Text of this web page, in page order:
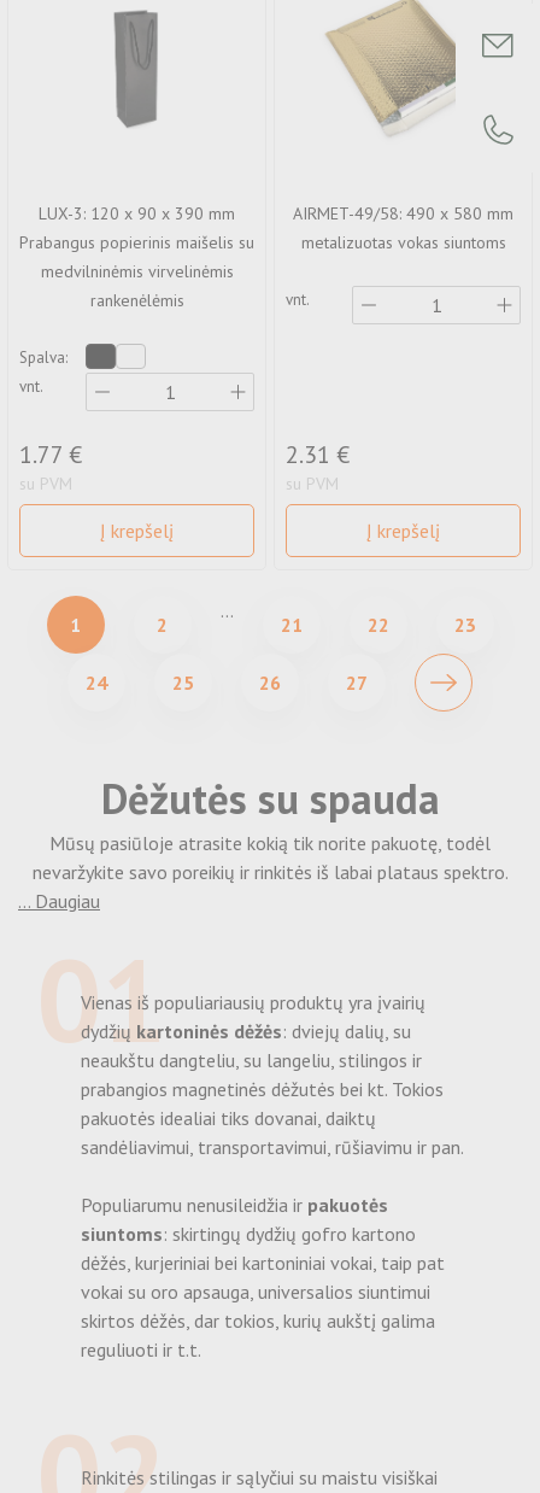
LUX-3: 120 x 90 x 390 mm
Prabangus popierinis maišelis su
medvilninėmis virvelinėmis
rankenėlėmis
Spalva:
vnt.
1.77 €
su PVM
Į krepšelį
AIRMET-49/58: 490 x 580 mm
metalizuotas vokas siuntoms
vnt.
2.31 €
su PVM
Į krepšelį
1 2
...
21 22 23
24 25 26 27
Dėžutės su spauda
Mūsų pasiūloje atrasite kokią tik norite pakuotę, todėl
nevaržykite savo poreikių ir rinkitės iš labai plataus spektro.
... Daugiau
01
Vienas iš populiariausių produktų yra įvairių
dydžių kartoninės dėžės: dviejų dalių, su
neaukštu dangteliu, su langeliu, stilingos ir
prabangios magnetinės dėžutės bei kt. Tokios
pakuotės idealiai tiks dovanai, daiktų
sandėliavimui, transportavimui, rūšiavimu ir pan.
Populiarumu nenusileidžia ir pakuotės
siuntoms: skirtingų dydžių gofro kartono
dėžės, kurjeriniai bei kartoniniai vokai, taip pat
vokai su oro apsauga, universalios siuntimui
skirtos dėžės, dar tokios, kurių aukštį galima
reguliuoti ir t.t.
Rinkitės stilingas ir sąlyčiui su maistu visiškai